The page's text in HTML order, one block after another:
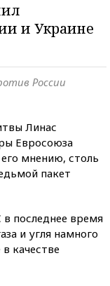
и Украине
России
Линас
Евросоюза
мнению, столь
пакет
последнее время
и угля намного
качестве